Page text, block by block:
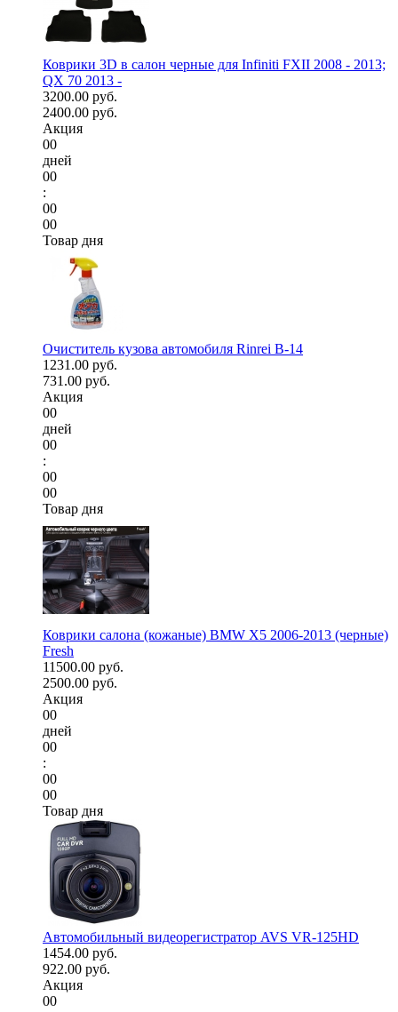
Коврики 3D в салон черные для Infiniti FXII 2008 - 2013;
QX 70 2013 -
3200.00 руб.
2400.00 руб.
Акция
00
дней
00
:
00
00
Товар дня
Очиститель кузова автомобиля Rinrei B-14
1231.00 руб.
731.00 руб.
Акция
00
дней
00
:
00
00
Товар дня
Коврики салона (кожаные) BMW X5 2006-2013 (черные)
Fresh
11500.00 руб.
2500.00 руб.
Акция
00
дней
00
:
00
00
Товар дня
Автомобильный видеорегистратор AVS VR-125HD
1454.00 руб.
922.00 руб.
Акция
00